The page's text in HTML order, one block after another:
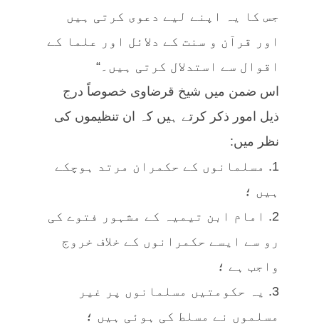
جس کا یہ اپنے لیے دعوی کرتی ہیں
اور قرآن و سنت کے دلائل اور علما کے
اقوال سے استدلال کرتی ہیں۔“
اس ضمن میں شیخ قرضاوی خصوصاً درج
ذیل امور ذکر کرتے ہیں کہ ان تنظیموں کی
نظر میں:
1. مسلمانوں کے حکمران مرتد ہوچکے
ہیں ؛
2. امام ابن تیمیہ کے مشہور فتوے کی
رو سے ایسے حکمرانوں کے خلاف خروج
واجب ہے ؛
3. یہ حکومتیں مسلمانوں پر غیر
مسلموں نے مسلط کی ہوئی ہیں ؛